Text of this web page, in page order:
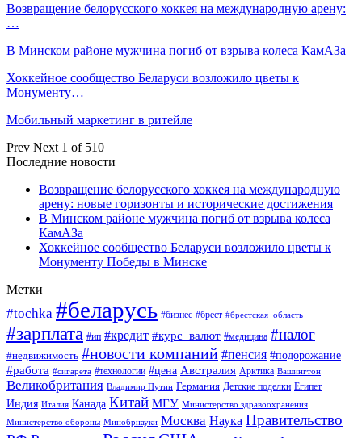
Возвращение белорусского хоккея на международную арену:
…
В Минском районе мужчина погиб от взрыва колеса КамАЗа
Хоккейное сообщество Беларуси возложило цветы к
Монументу…
Мобильный маркетинг в ритейле
Prev Next 1 of 510
Последние новости
Возвращение белорусского хоккея на международную
арену: новые горизонты и исторические достижения
В Минском районе мужчина погиб от взрыва колеса
КамАЗа
Хоккейное сообщество Беларуси возложило цветы к
Монументу Победы в Минске
Метки
#tochka #беларусь #бизнес #брест #брестская_область
#зарплата #ип #кредит #курс_валют #медицина #налог
#недвижимость #новости компаний #пенсия #подорожание
#работа #сигарета #технологии #цена Австралия Арктика Вашингтон
Великобритания Владимир Путин Германия Детские поделки Египет
Индия Италия Канада Китай МГУ Министерство здравоохранения
Министерство обороны Минобрнауки Москва Наука Правительство